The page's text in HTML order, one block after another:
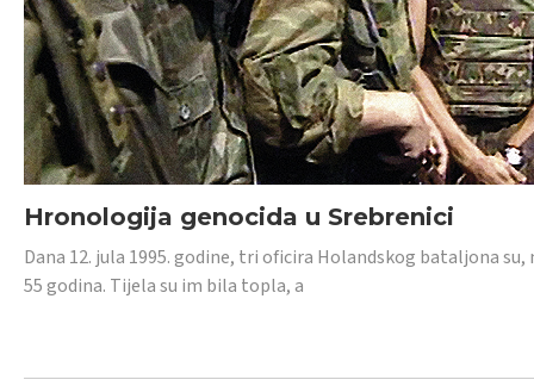
Hronologija genocida u Srebrenici
Dana 12. jula 1995. godine, tri oficira Holandskog bataljona
55 godina. Tijela su im bila topla, a